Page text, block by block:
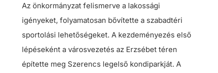
Az önkormányzat felismerve a lakossági
igényeket, folyamatosan bővítette a szabadtéri
sportolási lehetőségeket. A kezdeményezés első
lépéseként a városvezetés az Erzsébet téren
építette meg Szerencs legelső kondiparkját. A